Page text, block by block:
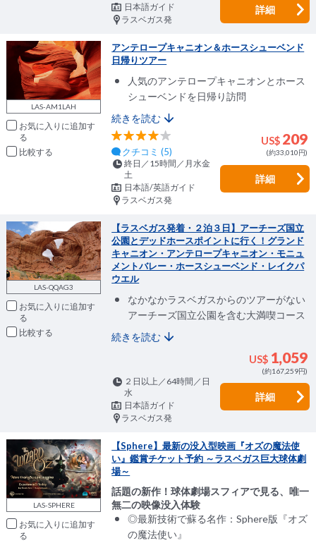
日本語ガイド
ラスベガス発
詳細
LAS-AM1LAH
お気に入りに追加
比較
アンテロープキャニオン＆ホースシューベンド
日帰りツアー
人気のアンテロープキャニオンとホース
シューベンドを日帰り訪問
続きを読む
US$ 209
(約33,010円)
クチコミ (5)
終日／15時間／月水金
土
日本語/英語ガイド
ラスベガス発
詳細
LAS-QQAG3
お気に入りに追加
比較
【ラスベガス発着・２泊３日】アーチーズ国立
公園とデッドホースポイントに行く！グランド
キャニオン・アンテロープキャニオン・モニュ
メントバレー・ホースシューベンド・レイクパ
ウエル
なかなかラスベガスからのツアーがない
アーチーズ国立公園を含む大満喫コース
続きを読む
US$ 1,059
(約167,259円)
２日以上／64時間／日
水
日本語ガイド
ラスベガス発
詳細
LAS-SPHERE
お気に入りに追加
【Sphere】最新の没入型映画『オズの魔法使
い』鑑賞チケット予約 ～ラスベガス巨大球体劇
場～
話題の新作！球体劇場スフィアで見る、唯一
無二の映像没入体験
◎最新技術で蘇る名作：Sphere版『オズ
の魔法使い』